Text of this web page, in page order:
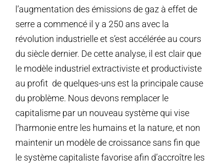
l’augmentation des émissions de gaz à effet de
serre a commencé il y a 250 ans avec la
révolution industrielle et s’est accélérée au cours
du siècle dernier. De cette analyse, il est clair que
le modèle industriel extractiviste et productiviste
au profit de quelques-uns est la principale cause
du problème. Nous devons remplacer le
capitalisme par un nouveau système qui vise
l’harmonie entre les humains et la nature, et non
maintenir un modèle de croissance sans fin que
le système capitaliste favorise afin d’accroître les